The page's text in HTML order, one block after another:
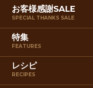
お客様感謝SALE
SPECIAL THANKS SALE
特集
FEATURES
レシピ
RECIPES